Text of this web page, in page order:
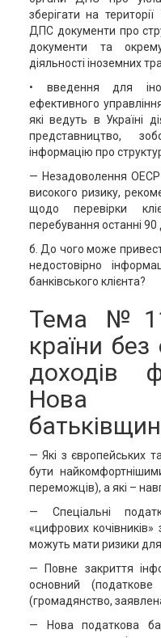
зберігати на
ДПС документи про
документи та
діяльності іноземних
• введення для
ефективного
які ведуть в Україні
представництво,
інформацію про
— Незадоволення ОЕСР
високого ризику,
щодо перевірки
перебування останні
б. До чого може
недостовірно
банківського клієнта?
Тема
країни
доходів
Нова
— Які з європейських
бути
переможців), а які –
— Спеціальні
«цифрових
можуть мати ризики для
— Повне закриття
основний
(громадянство,
— Нова податкова